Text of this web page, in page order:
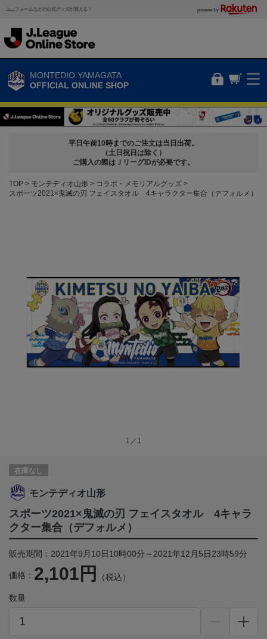
ユニフォームなどの公式グッズが買える！ powered by
MONTEDIO YAMAGATA
OFFICIAL ONLINE SHOP
平日午前10時までのご注文は当日出荷。
（土日祝日は除く）
ご購入の際はＪリーグIDが必要です。
TOP モンテディオ山形
コラボ・メモリアルグッズ
スポーツ2021×鬼滅の刃 フェイスタオル 4キャラクター集合（デフォルメ）
1／1
在庫なし
モンテディオ山形
スポーツ2021×鬼滅の刃 フェイスタオル 4キャラ
クター集合（デフォルメ）
販売期間：2021年9月10日10時00分～2021年12月5日23時59分
価格： 2,101円 （税込）
数量